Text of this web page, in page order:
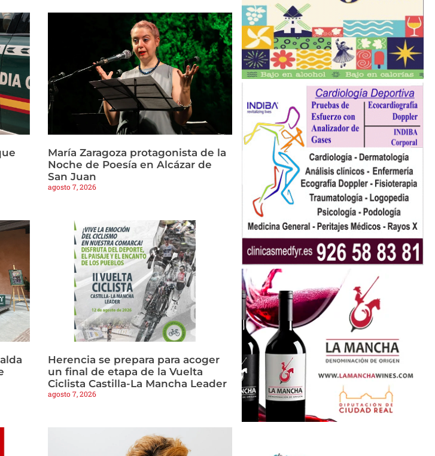
María Zaragoza protagonista de la
Noche de Poesía en Alcázar de
San Juan
agosto 7, 2026
Herencia se prepara para acoger
un final de etapa de la Vuelta
Ciclista Castilla-La Mancha Leader
agosto 7, 2026